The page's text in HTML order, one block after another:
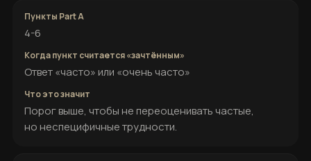
4-6
Ответ «часто» или «очень часто»
Порог выше, чтобы не переоценивать частые,
но неспецифичные трудности.